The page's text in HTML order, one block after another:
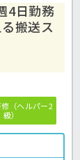
4日勤務
搬送ス
（ヘルパー2
級）